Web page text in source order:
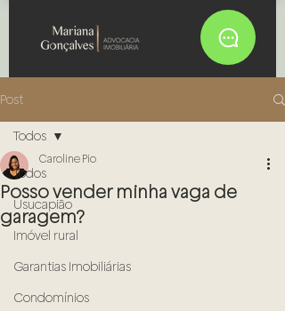
Post
Todos
Usucapião
Imóvel rural
Garantias Imobiliárias
Condomínios
Todos
Posso vender minha vaga de
garagem?
Caroline Pio